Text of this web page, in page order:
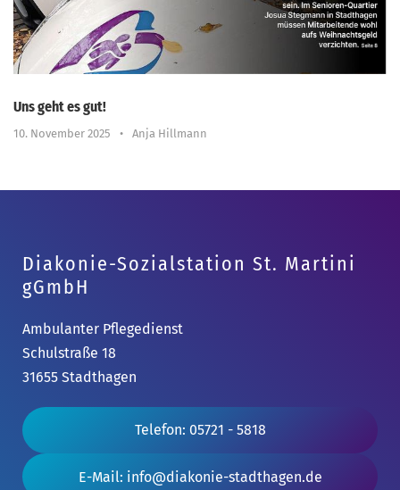
Uns geht es gut!
10. November 2025 • Anja Hillmann
Diakonie-Sozialstation St. Martini
gGmbH
Ambulanter Pflegedienst
Schulstraße 18
31655 Stadthagen
Telefon: 05721 - 5818
E-Mail: info@diakonie-stadthagen.de